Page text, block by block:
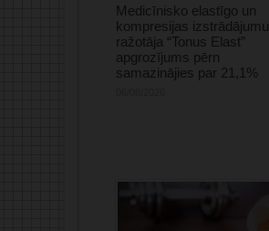
Medicīnisko elastīgo un
kompresijas izstrādājumu
ražotāja “Tonus Elast”
apgrozījums pērn
samazinājies par 21,1%